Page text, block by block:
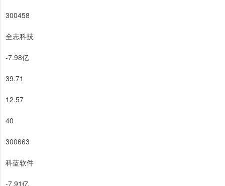
300458
全志科技
-7.98亿
39.71
12.57
40
300663
科蓝软件
-7.91亿